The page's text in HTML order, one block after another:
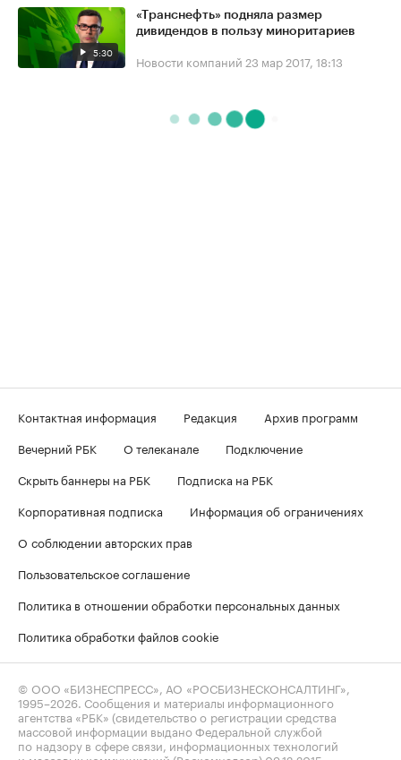
5:30
«Транснефть» подняла размер
дивидендов в пользу миноритариев
Новости компаний 23 мар 2017, 18:13
Контактная информация Редакция
Архив программ
Вечерний РБК
О телеканале
Подключение
Скрыть баннеры на РБК
Подписка на РБК
Корпоративная подписка
Информация об ограничениях
О соблюдении авторских прав
Пользовательское соглашение
Политика в отношении обработки персональных данных
Политика обработки файлов cookie
© ООО «БИЗНЕСПРЕСС», АО «РОСБИЗНЕСКОНСАЛТИНГ»,
1995–2026. Сообщения и материалы информационного
агентства «РБК» (свидетельство о регистрации средства
массовой информации выдано Федеральной службой
по надзору в сфере связи, информационных технологий